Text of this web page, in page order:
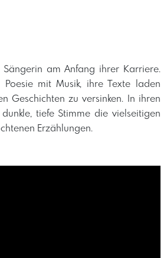
am Anfang ihrer Karriere.
mit Musik, ihre Texte laden
Geschichten zu versinken. In ihren
tiefe Stimme die vielseitigen
Erzählungen.